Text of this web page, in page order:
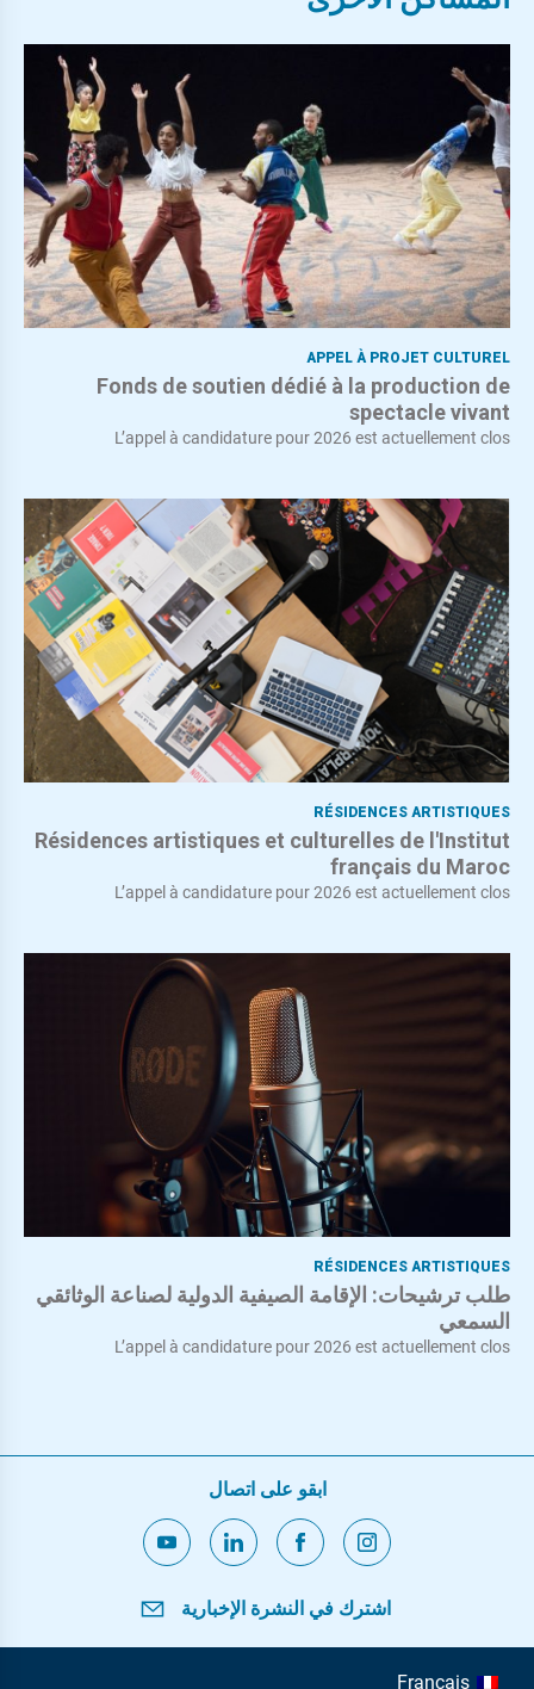
APPEL À PROJET CULTUREL
Fonds de soutien dédié à la production de
spectacle vivant
L’appel à candidature pour 2026 est actuellement clos
RÉSIDENCES ARTISTIQUES
Résidences artistiques et culturelles de l'Institut
français du Maroc
L’appel à candidature pour 2026 est actuellement clos
RÉSIDENCES ARTISTIQUES
طلب ترشيحات: الإقامة الصيفية الدولية لصناعة الوثائقي
السمعي
L’appel à candidature pour 2026 est actuellement clos
ابقو على اتصال
اشترك في النشرة الإخبارية
Français